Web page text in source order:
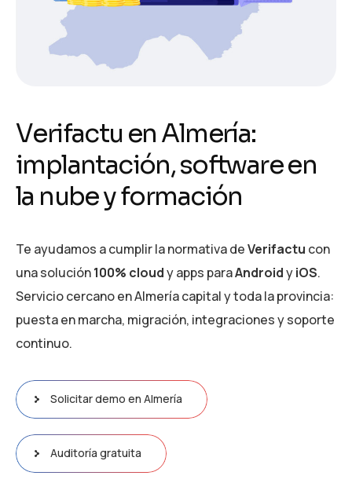
Verifactu en Almería:
implantación,softwareen
la nubeyformación
Te ayudamos a cumplir la normativa deVerifactu con
una solución100% cloudy apps paraAndroidyiOS.
Servicio cercano en Almería capital y toda la provincia:
puesta en marcha, migración, integraciones y soporte
continuo.
Solicitar demo en Almería
Auditoría gratuita